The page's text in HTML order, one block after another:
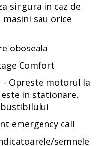
singura in caz de
sau orice
oboseala
Comfort
- Opreste motorul la
in stationare,
emergency call
semnele